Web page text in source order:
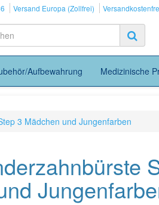
Versand Europa (Zollfrei)
Aufbewahrung Medizinische
3 Mädchen und Jungenfarben